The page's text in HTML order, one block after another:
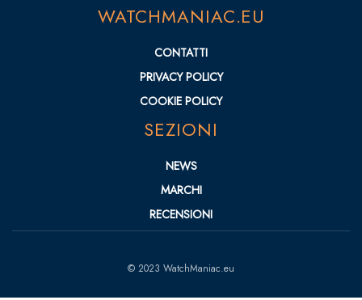
WATCHMANIAC.EU
CONTATTI
PRIVACY POLICY
COOKIE POLICY
SEZIONI
NEWS
MARCHI
RECENSIONI
© 2023 WatchManiac.eu